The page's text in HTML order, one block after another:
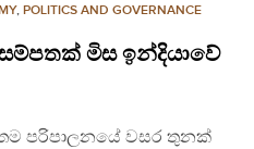
, POLITICS AND GOVERNANCE
මිස ඉන්දියාවේ
පරිපාලනයේ වසර තුනක්